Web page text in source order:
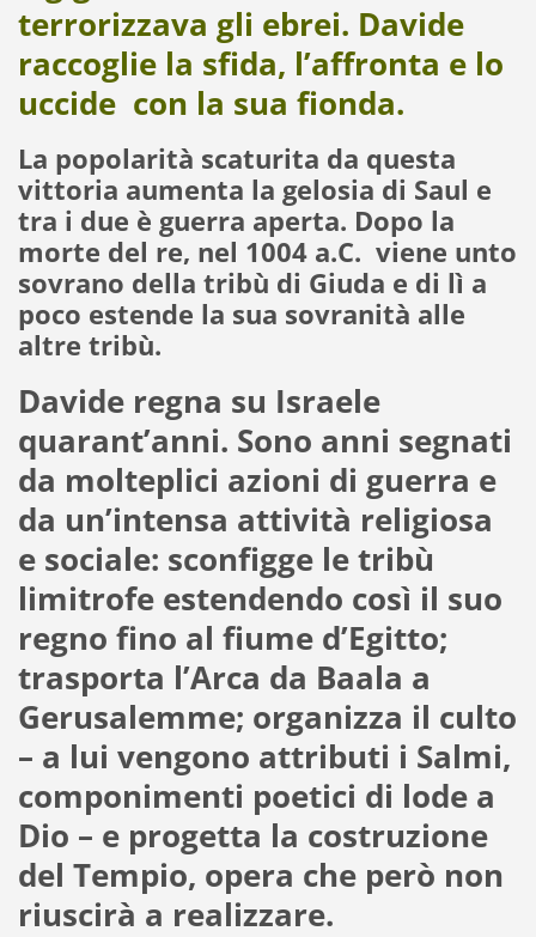
terrorizzava gli ebrei. Davide
raccoglie la sfida, l’affronta e lo
uccide con la sua fionda.
La popolarità scaturita da questa
vittoria aumenta la gelosia di Saul e
tra i due è guerra aperta. Dopo la
morte del re, nel 1004 a.C. viene unto
sovrano della tribù di Giuda e di lì a
poco estende la sua sovranità alle
altre tribù.
Davide regna su Israele
quarant’anni. Sono anni segnati
da molteplici azioni di guerra e
da un’intensa attività religiosa
e sociale: sconfigge le tribù
limitrofe estendendo così il suo
regno fino al fiume d’Egitto;
trasporta l’Arca da Baala a
Gerusalemme; organizza il culto
– a lui vengono attributi i Salmi,
componimenti poetici di lode a
Dio – e progetta la costruzione
del Tempio, opera che però non
riuscirà a realizzare.